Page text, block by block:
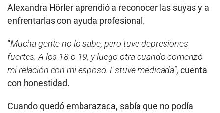
Alexandra Hörler aprendió a reconocer las suyas y a
enfrentarlas con ayuda profesional.
“Mucha gente no lo sabe, pero tuve depresiones
fuertes. A los 18 o 19, y luego otra cuando comenzó
mi relación con mi esposo. Estuve medicada”, cuenta
con honestidad.
Cuando quedó embarazada, sabía que no podía